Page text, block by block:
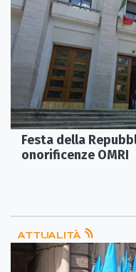
Festa della
onorificenze OMRI
ATTUALITÀ